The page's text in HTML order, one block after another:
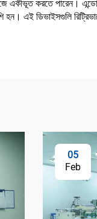
একীভূত করতে পারেন।
এই ডিভাইসগুলি
05
Feb